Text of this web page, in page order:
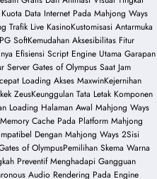
Data Internet Pada Mahjong Ways
Trafik Live KasinoKustomisasi Antarmuka
SoftKemudahan Aksesibilitas Fitur
Efisiensi Script Engine Utama Garapan
Server Gates of Olympus Saat Jam
Loading Akses MaxwinKejernihan
ZeusKeunggulan Tata Letak Komponen
Loading Halaman Awal Mahjong Ways
Cache Pada Platform Mahjong
Dengan Mahjong Ways 2Sisi
of OlympusPemilihan Skema Warna
Preventif Menghadapi Gangguan
Audio Rendering Pada Engine